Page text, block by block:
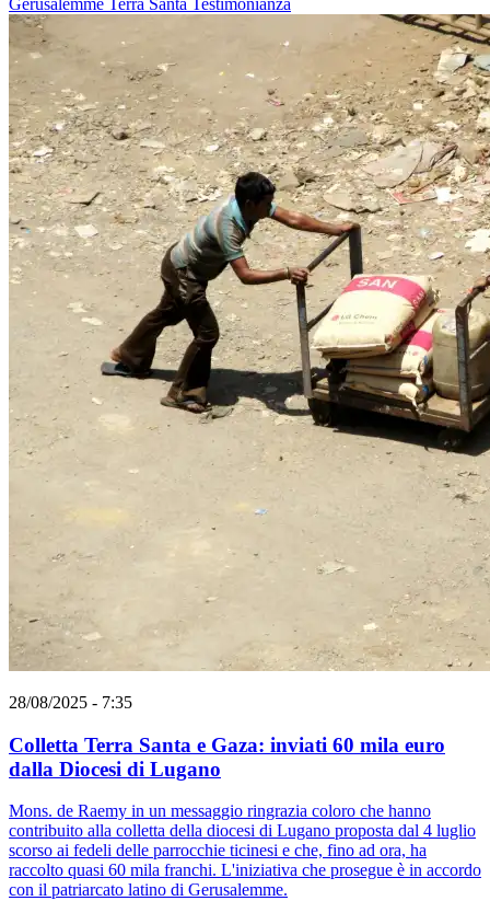
Gerusalemme Terra Santa Testimonianza
28/08/2025 - 7:35
Colletta Terra Santa e Gaza: inviati 60 mila euro
dalla Diocesi di Lugano
Mons. de Raemy in un messaggio ringrazia coloro che hanno
contribuito alla colletta della diocesi di Lugano proposta dal 4 luglio
scorso ai fedeli delle parrocchie ticinesi e che, fino ad ora, ha
raccolto quasi 60 mila franchi. L'iniziativa che prosegue è in accordo
con il patriarcato latino di Gerusalemme.